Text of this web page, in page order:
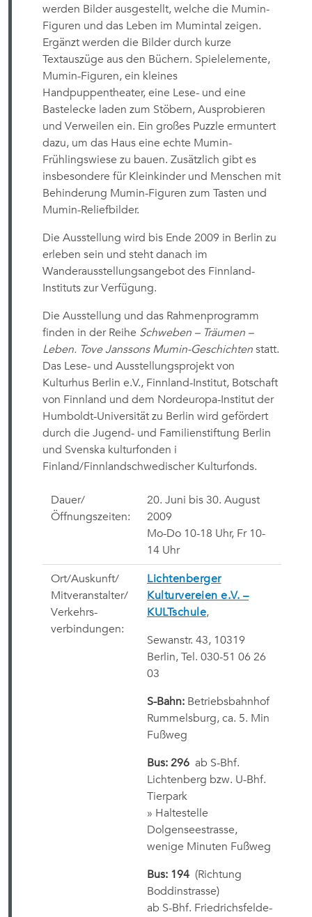
werden Bilder ausgestellt, welche die Mumin-
Figuren und das Leben im Mumintal zeigen.
Ergänzt werden die Bilder durch kurze
Textauszüge aus den Büchern. Spielelemente,
Mumin-Figuren, ein kleines
Handpuppentheater, eine Lese- und eine
Bastelecke laden zum Stöbern, Ausprobieren
und Verweilen ein. Ein großes Puzzle ermuntert
dazu, um das Haus eine echte Mumin-
Frühlingswiese zu bauen. Zusätzlich gibt es
insbesondere für Kleinkinder und Menschen mit
Behinderung Mumin-Figuren zum Tasten und
Mumin-Reliefbilder.
Die Ausstellung wird bis Ende 2009 in Berlin zu
erleben sein und steht danach im
Wanderausstellungsangebot des Finnland-
Instituts zur Verfügung.
Die Ausstellung und das Rahmenprogramm
finden in der Reihe Schweben – Träumen –
Leben. Tove Janssons Mumin-Geschichten statt.
Das Lese- und Ausstellungsprojekt von
Kulturhus Berlin e.V., Finnland-Institut, Botschaft
von Finnland und dem Nordeuropa-Institut der
Humboldt-Universität zu Berlin wird gefördert
durch die Jugend- und Familienstiftung Berlin
und Svenska kulturfonden i
Finland/Finnlandschwedischer Kulturfonds.
Dauer/
Öffnungszeiten:
20. Juni bis 30. August
2009
Mo-Do 10-18 Uhr, Fr 10-
14 Uhr
Ort/Auskunft/
Mitveranstalter/
Verkehrs-
verbindungen:
Lichtenberger
Kulturvereien e.V. –
KULTschule,
Sewanstr. 43, 10319
Berlin, Tel. 030-51 06 26
03
S-Bahn: Betriebsbahnhof
Rummelsburg, ca. 5. Min
Fußweg
Bus: 296 ab S-Bhf.
Lichtenberg bzw. U-Bhf.
Tierpark
» Haltestelle
Dolgenseestrasse,
wenige Minuten Fußweg
Bus: 194 (Richtung
Boddinstrasse)
ab S-Bhf. Friedrichsfelde-